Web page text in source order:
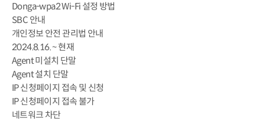
Donga-wpa2 Wi-Fi 설정 방법
SBC 안내
개인정보 안전 관리법 안내
2024.8.16. ~ 현재
Agent 미설치 단말
Agent 설치 단말
IP 신청페이지 접속 및 신청
IP 신청페이지 접속 불가
네트워크 차단